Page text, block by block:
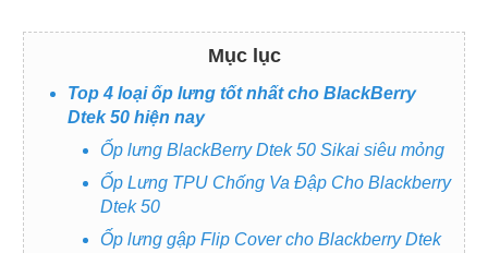
Mục lục
Top 4 loại ốp lưng tốt nhất cho BlackBerry
Dtek 50 hiện nay
Ốp lưng BlackBerry Dtek 50 Sikai siêu mỏng
Ốp Lưng TPU Chống Va Đập Cho Blackberry
Dtek 50
Ốp lưng gập Flip Cover cho Blackberry Dtek